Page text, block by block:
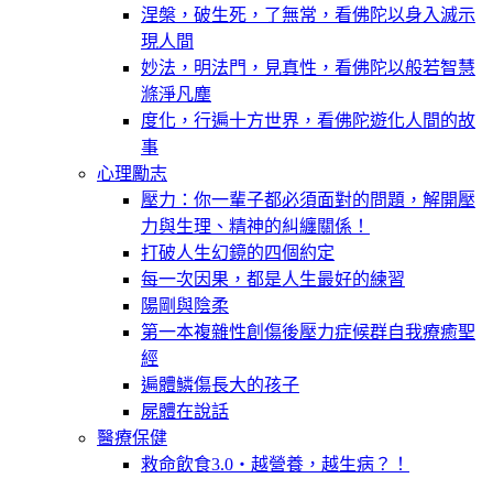
涅槃，破生死，了無常，看佛陀以身入滅示
現人間
妙法，明法門，見真性，看佛陀以般若智慧
滌淨凡塵
度化，行遍十方世界，看佛陀遊化人間的故
事
心理勵志
壓力：你一輩子都必須面對的問題，解開壓
力與生理、精神的糾纏關係！
打破人生幻鏡的四個約定
每一次因果，都是人生最好的練習
陽剛與陰柔
第一本複雜性創傷後壓力症候群自我療癒聖
經
遍體鱗傷長大的孩子
屍體在說話
醫療保健
救命飲食3.0‧越營養，越生病？！